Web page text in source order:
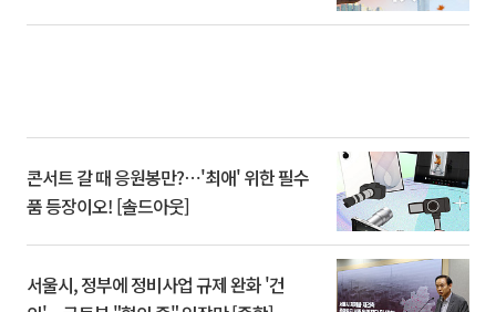
콘서트 갈 때 응원봉만?⋯'최애' 위한 필수
품 등장이오! [솔드아웃]
서울시, 정부에 정비사업 규제 완화 '건